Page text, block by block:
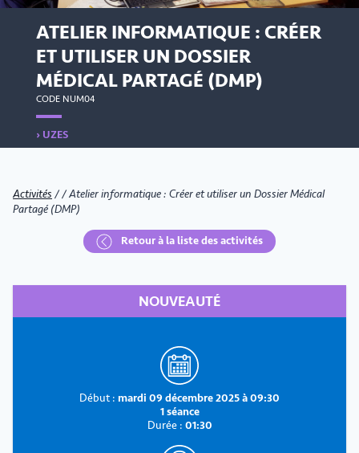
ATELIER INFORMATIQUE : CRÉER
ET UTILISER UN DOSSIER
MÉDICAL PARTAGÉ (DMP)
CODE NUM04
› UZES
Retour à la liste des activités
Activités //Atelier informatique : Créer et utiliser un Dossier Médical
Partagé (DMP)
NOUVEAUTÉ
Début : mardi 09 décembre 2025 à 09:30
1 séance
Durée : 01:30